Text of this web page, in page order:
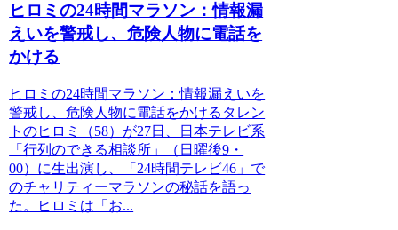
ヒロミの24時間マラソン：情報漏
えいを警戒し、危険人物に電話を
かける
ヒロミの24時間マラソン：情報漏えいを
警戒し、危険人物に電話をかけるタレン
トのヒロミ（58）が27日、日本テレビ系
「行列のできる相談所」（日曜後9・
00）に生出演し、「24時間テレビ46」で
のチャリティーマラソンの秘話を語っ
た。ヒロミは「お...